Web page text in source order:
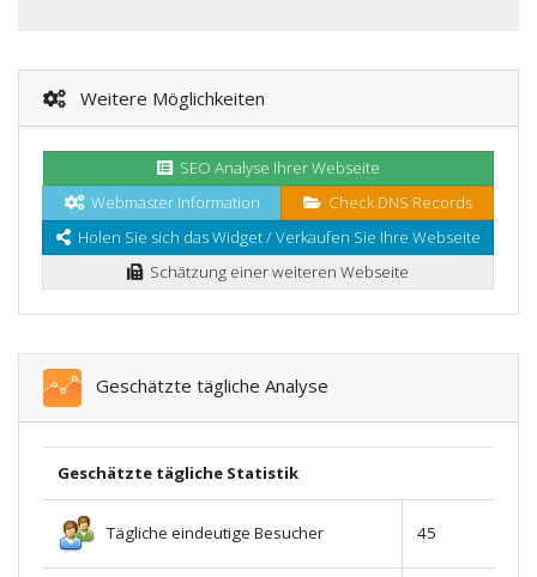
Weitere Möglichkeiten
SEO Analyse Ihrer Webseite
Webmaster Information
Check DNS Records
Holen Sie sich das Widget / Verkaufen Sie Ihre Webseite
Schätzung einer weiteren Webseite
Geschätzte tägliche Analyse
Geschätzte tägliche Statistik
Tägliche eindeutige Besucher 45